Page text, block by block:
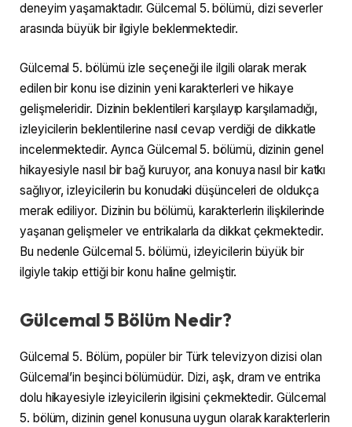
deneyim yaşamaktadır. Gülcemal 5. bölümü, dizi severler
arasında büyük bir ilgiyle beklenmektedir.
Gülcemal 5. bölümü izle seçeneği ile ilgili olarak merak
edilen bir konu ise dizinin yeni karakterleri ve hikaye
gelişmeleridir. Dizinin beklentileri karşılayıp karşılamadığı,
izleyicilerin beklentilerine nasıl cevap verdiği de dikkatle
incelenmektedir. Ayrıca Gülcemal 5. bölümü, dizinin genel
hikayesiyle nasıl bir bağ kuruyor, ana konuya nasıl bir katkı
sağlıyor, izleyicilerin bu konudaki düşünceleri de oldukça
merak ediliyor. Dizinin bu bölümü, karakterlerin ilişkilerinde
yaşanan gelişmeler ve entrikalarla da dikkat çekmektedir.
Bu nedenle Gülcemal 5. bölümü, izleyicilerin büyük bir
ilgiyle takip ettiği bir konu haline gelmiştir.
Gülcemal 5 Bölüm Nedir?
Gülcemal 5. Bölüm, popüler bir Türk televizyon dizisi olan
Gülcemal’in beşinci bölümüdür. Dizi, aşk, dram ve entrika
dolu hikayesiyle izleyicilerin ilgisini çekmektedir. Gülcemal
5. bölüm, dizinin genel konusuna uygun olarak karakterlerin